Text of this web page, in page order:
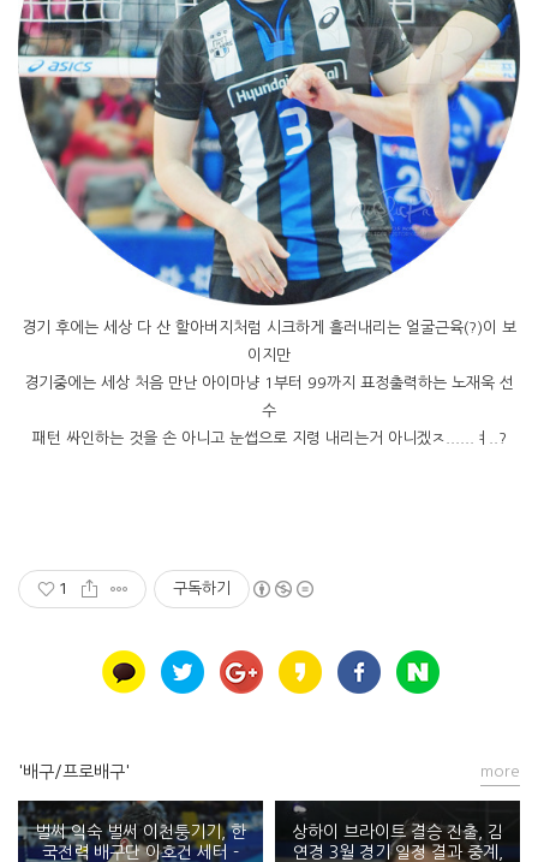
경기 후에는 세상 다 산 할아버지처럼 시크하게 흘러내리는 얼굴근육(?)이 보
이지만
경기중에는 세상 처음 만난 아이마냥 1부터 99까지 표정출력하는 노재욱 선
수
패턴 싸인하는 것을 손 아니고 눈썹으로 지령 내리는거 아니겠ㅈ......ㅕ..?
1 구독하기
'배구/프로배구'
벌써 익숙 벌써 이천퉁기기, 한
국전력 배구단 이호건 세터 -
상하이 브라이트 결승 진출, 김
연경 3월 경기 일정 결과 중계,
more